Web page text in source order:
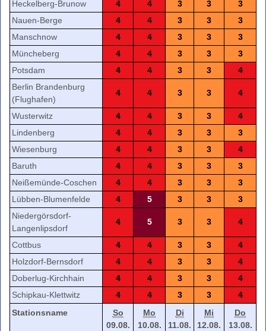
Heckelberg-Brunow 4 4 3 3
3
Nauen-Berge
4 4 3 3
3
Manschnow
4 4 3 3
3
Müncheberg
4 4 3 3
3
Potsdam
4 4 3 3
4
Berlin Brandenburg
(Flughafen)
4 4 3 3 4
Wusterwitz 4 4 3 3
4
Lindenberg
4 4 3 3
3
Wiesenburg
4 4 3 3
4
Baruth
4 4 3 3
3
Neißemünde-Coschen
4 4 3 3
3
Lübben-Blumenfelde
4 5 3 3
3
Niedergörsdorf-
Langenlipsdorf
4 5 3 3 4
Cottbus 4 4 3 3
4
Holzdorf-Bernsdorf
4 4 3 3
4
Doberlug-Kirchhain
4 4 3 3
4
Schipkau-Klettwitz
4 4 3 3
4
Stationsname
So
09.08.
Mo
10.08.
Di
11.08.
Mi
12.08.
Do
13.08.